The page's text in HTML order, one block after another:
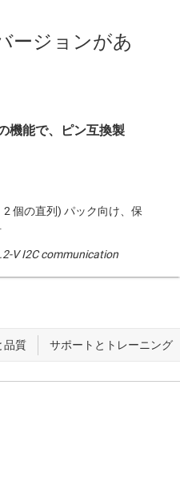
ージョンがあ
機能で、ピン互換製
2 個の直列) パック向け、保
V I2C communication